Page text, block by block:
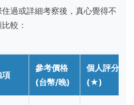
過或詳細考察後，真心覺得不
較：
項
參考價格
(台幣/晚)
個人評分
(★)